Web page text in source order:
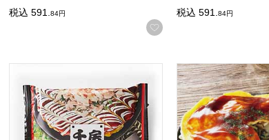
気に入りに登録する
税込 591.84円
お気に入りに登録する
税込 591.84円
りお好み焼 一人前(235g)【＠FROZEN】
千房ホールディングス 千房 大阪名店の味豚玉 一人
みっちゃん総本店